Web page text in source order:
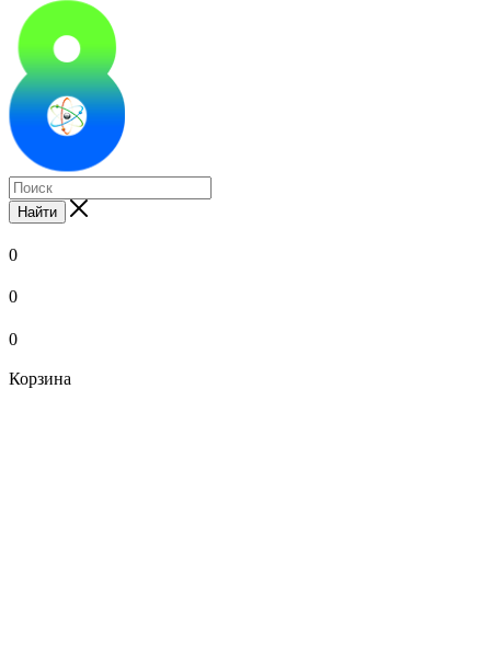
Найти
0
0
0
Корзина